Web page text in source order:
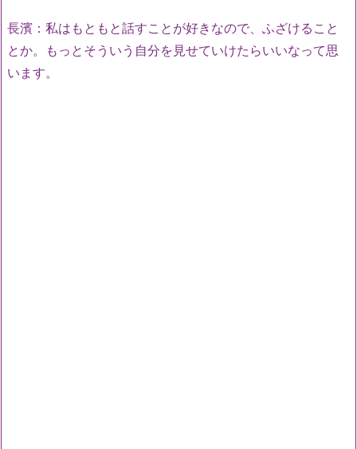
長濱：私はもともと話すことが好きなので、ふざけること
とか。もっとそういう自分を見せていけたらいいなって思
います。